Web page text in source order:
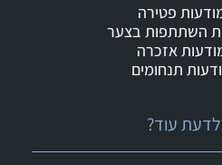
לדעת עוד?
פטירה
השתתפות בצער
אזכרה
תנחומים